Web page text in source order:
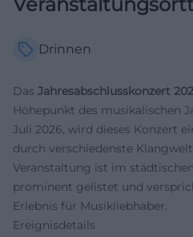
Drinnen
Das Jahresabschlusskonzert
Höhepunkt des musikalischen
Juli 2026, wird dieses Konzert
durch verschiedenste
Veranstaltung ist im
prominent gelistet und
Erlebnis für Musikliebhaber.
Ereignisdetails